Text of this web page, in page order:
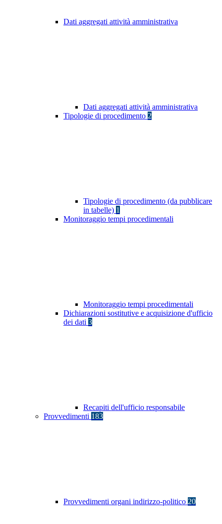
Dati aggregati attività amministrativa
Dati aggregati attività amministrativa
Tipologie di procedimento 2
Tipologie di procedimento (da pubblicare
in tabelle) 1
Monitoraggio tempi procedimentali
Monitoraggio tempi procedimentali
Dichiarazioni sostitutive e acquisizione d'ufficio
dei dati 3
Recapiti dell'ufficio responsabile
Provvedimenti 183
Provvedimenti organi indirizzo-politico 20